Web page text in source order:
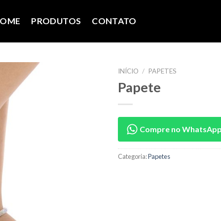
PRODUTOS CONTATO
INÍCIO / PAPETES
Papete
Compre no
Categoria:Papetes